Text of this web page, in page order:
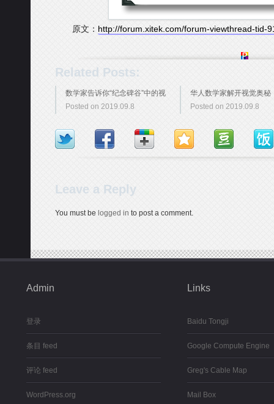
原文： http://forum.xitek.com/forum-viewthread-tid-
Related Posts:
数学家告诉你“纪念碑谷”中的视
觉奥秘
Posted on 2019.09.8
华人数学家解开视觉奥秘
切都是大脑假装让人看见
Posted on 2019.09.8
Leave a Reply
You must be logged in to post a comment.
Admin
登录
条目 feed
评论 feed
WordPress.org
Links
Baidu Tongji
Google Compute Engine
Greg's Cable Map
Mail Box